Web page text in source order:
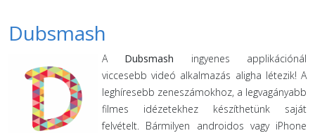
Dubsmash
A Dubsmash ingyenes applikációnál
viccesebb videó alkalmazás aligha létezik! A
leghíresebb zeneszámokhoz, a legvagányabb
filmes idézetekhez készíthetünk saját
felvételt. Bármilyen androidos vagy iPhone